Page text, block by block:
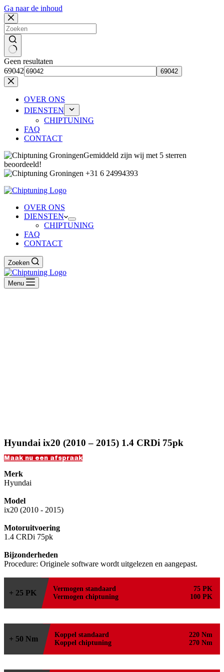
Ga naar de inhoud
Geen resultaten
69042
OVER ONS
DIENSTEN
CHIPTUNING
FAQ
CONTACT
Gemiddeld zijn wij met 5 sterren
beoordeeld!
+31 6 24994393
OVER ONS
DIENSTEN
CHIPTUNING
FAQ
CONTACT
Zoeken
Menu
Hyundai ix20 (2010 – 2015) 1.4 CRDi 75pk
Maak nu een afspraak
Merk
Hyundai
Model
ix20 (2010 - 2015)
Motoruitvoering
1.4 CRDi 75pk
Bijzonderheden
Procedure: Originele software wordt uitgelezen en aangepast.
+ 25 PK Vermogen standaard
75 PK
Vermogen chiptuning
100 PK
+ 50 Nm Koppel standaard
220 Nm
Koppel chiptuning
270 Nm